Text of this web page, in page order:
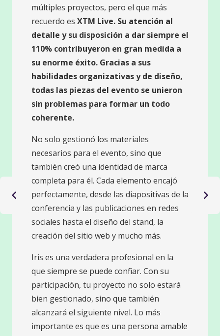
múltiples proyectos, pero el que más
recuerdo es XTM Live. Su atención al
detalle y su disposición a dar siempre el
110% contribuyeron en gran medida a
su enorme éxito. Gracias a sus
habilidades organizativas y de diseño,
todas las piezas del evento se unieron
sin problemas para formar un todo
coherente.
No solo gestionó los materiales
necesarios para el evento, sino que
también creó una identidad de marca
completa para él. Cada elemento encajó
perfectamente, desde las diapositivas de la
conferencia y las publicaciones en redes
sociales hasta el diseño del stand, la
creación del sitio web y mucho más.
Iris es una verdadera profesional en la
que siempre se puede confiar. Con su
participación, tu proyecto no solo estará
bien gestionado, sino que también
alcanzará el siguiente nivel. Lo más
importante es que es una persona amable